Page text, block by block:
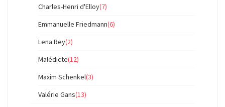
Charles-Henri d'Elloy(7)
Emmanuelle Friedmann(6)
Lena Rey(2)
Malédicte(12)
Maxim Schenkel(3)
Valérie Gans(13)